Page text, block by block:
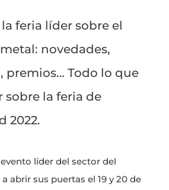
feria líder sobre el
novedades,
premios… Todo lo que
sobre la feria de
2022.
evento líder del sector del
abrir sus puertas el 19 y 20 de